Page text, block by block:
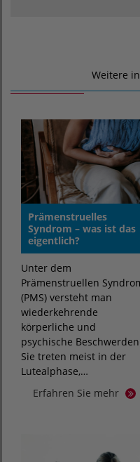
Weitere
Prämenstruelles
Syndrom – was ist das
eigentlich?
Unter dem
Prämenstruellen
(PMS) versteht man
wiederkehrende
körperliche und
psychische
Sie treten meist in der
Lutealphase,…
Erfahren Sie mehr